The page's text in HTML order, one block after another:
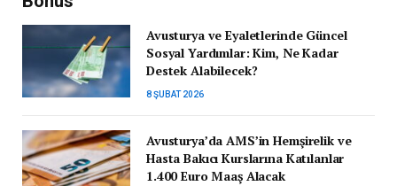
Avusturya ve Eyaletlerinde Güncel
Sosyal Yardımlar: Kim, Ne Kadar
Destek Alabilecek?
8 ŞUBAT 2026
Avusturya’da AMS’in Hemşirelik ve
Hasta Bakıcı Kurslarına Katılanlar
1.400 Euro Maaş Alacak